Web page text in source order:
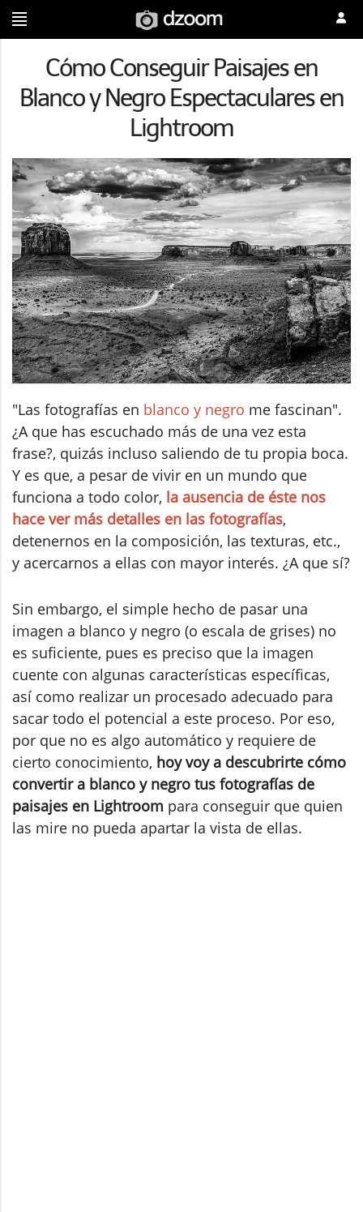
Cómo Conseguir Paisajes en
Blanco y Negro Espectaculares en
Lightroom
"Las fotografías en blanco y negro me fascinan".
¿A que has escuchado más de una vez esta
frase?, quizás incluso saliendo de tu propia boca.
Y es que, a pesar de vivir en un mundo que
funciona a todo color, la ausencia de éste nos
hace ver más detalles en las fotografías,
detenernos en la composición, las texturas, etc.,
y acercarnos a ellas con mayor interés. ¿A que sí?
Sin embargo, el simple hecho de pasar una
imagen a blanco y negro (o escala de grises) no
es suficiente, pues es preciso que la imagen
cuente con algunas características específicas,
así como realizar un procesado adecuado para
sacar todo el potencial a este proceso. Por eso,
por que no es algo automático y requiere de
cierto conocimiento, hoy voy a descubrirte cómo
convertir a blanco y negro tus fotografías de
paisajes en Lightroom para conseguir que quien
las mire no pueda apartar la vista de ellas.